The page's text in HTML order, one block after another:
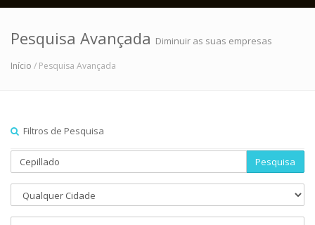
Pesquisa Avançada Diminuir as suas empresas
Início / Pesquisa Avançada
Filtros de Pesquisa
Pesquisa